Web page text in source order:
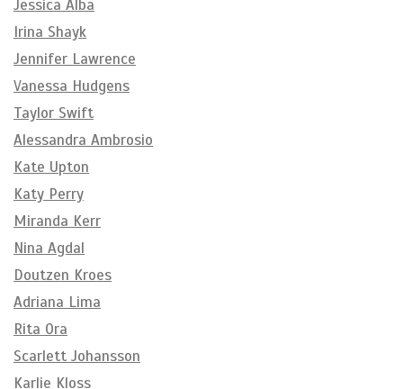
Jessica Alba
Irina Shayk
Jennifer Lawrence
Vanessa Hudgens
Taylor Swift
Alessandra Ambrosio
Kate Upton
Katy Perry
Miranda Kerr
Nina Agdal
Doutzen Kroes
Adriana Lima
Rita Ora
Scarlett Johansson
Karlie Kloss